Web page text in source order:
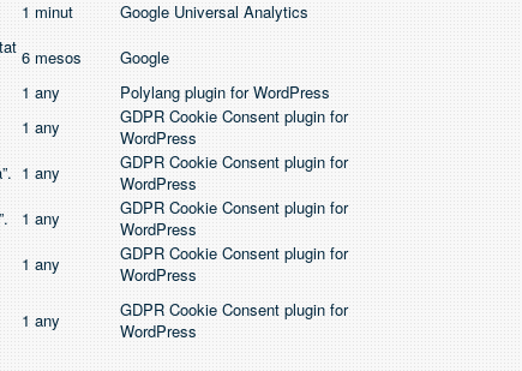
1 minut
Google Universal Analytics
6 mesos
Google
1 any
Polylang plugin for WordPress
1 any
GDPR Cookie Consent plugin for
WordPress
1 any
GDPR Cookie Consent plugin for
WordPress
1 any
GDPR Cookie Consent plugin for
WordPress
1 any
GDPR Cookie Consent plugin for
WordPress
1 any
GDPR Cookie Consent plugin for
WordPress